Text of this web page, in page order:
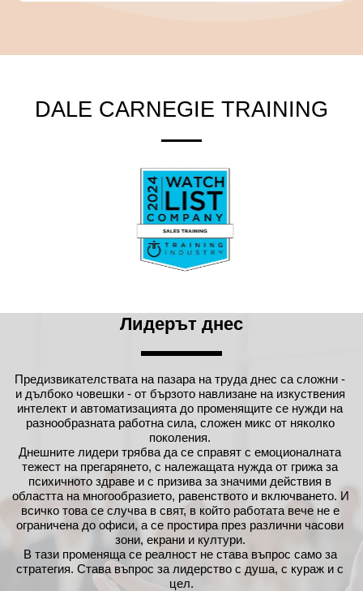
DALE CARNEGIE TRAINING
Лидерът днес
Предизвикателствата на пазара на труда днес са сложни -
и дълбоко човешки - от бързото навлизане на изкуствения
интелект и автоматизацията до променящите се нужди на
разнообразната работна сила, сложен микс от няколко
поколения.
Днешните лидери трябва да се справят с емоционалната
тежест на прегарянето, с належащата нужда от грижа за
психичното здраве и с призива за значими действия в
областта на многообразието, равенството и включването. И
всичко това се случва в свят, в който работата вече не е
ограничена до офиси, а се простира през различни часови
зони, екрани и култури.
В тази променяща се реалност не става въпрос само за
стратегия. Става въпрос за лидерство с душа, с кураж и с
цел.